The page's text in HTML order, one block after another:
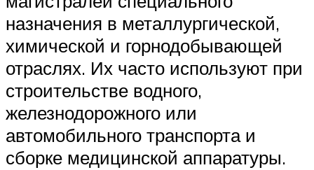
назначения в металлургической,
химической и горнодобывающей
отраслях. Их часто используют при
строительстве водного,
железнодорожного или
автомобильного транспорта и
сборке медицинской аппаратуры.